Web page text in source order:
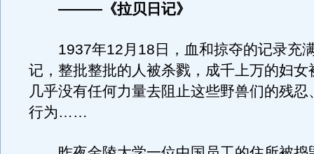
———《拉贝日记》
1937年12月18日，血和掠夺的记录充
记，整批整批的人被杀戮，成千上万的妇女
几乎没有任何力量去阻止这些野兽们的残忍
行为……